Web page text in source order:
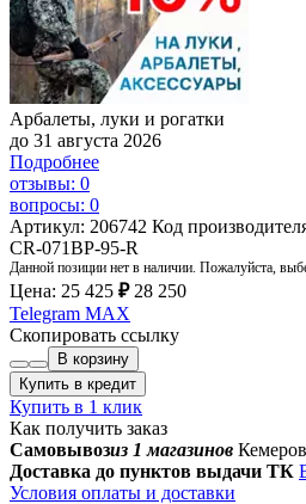
Арбалеты, луки и рогатки
до 31 августа 2026
Подробнее
отзывы: 0
вопросы: 0
Артикул: 206742 Код
CR-071BP-95-R
Данной позиции нет в наличии. Пожалуйста,
Цена: 25 425 ₽ 28 250
Telegram MAX
Скопировать ссылку
В корзину
Купить в кредит
Купить в 1 клик
Как получить заказ
Самовывозиз 1 магазинов
Доставка до пунктов выдачи ТК
Условия оплаты и доставки